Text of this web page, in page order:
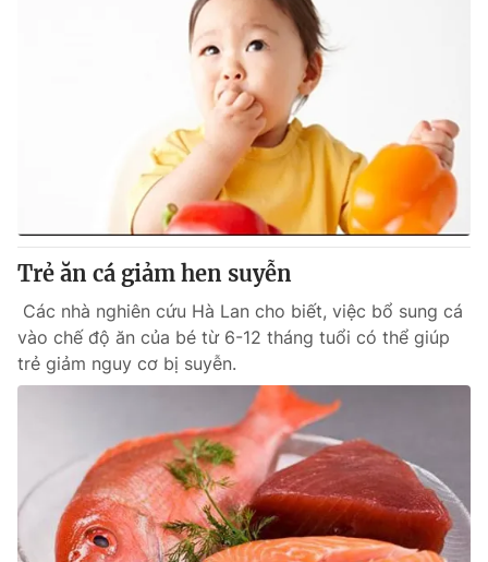
Trẻ ăn cá giảm hen suyễn
Các nhà nghiên cứu Hà Lan cho biết, việc bổ sung cá
vào chế độ ăn của bé từ 6-12 tháng tuổi có thể giúp
trẻ giảm nguy cơ bị suyễn.